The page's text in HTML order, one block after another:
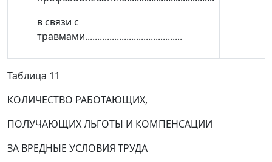
в связи с
травмами........................................
Таблица 11
КОЛИЧЕСТВО РАБОТАЮЩИХ,
ПОЛУЧАЮЩИХ ЛЬГОТЫ И КОМПЕНСАЦИИ
ЗА ВРЕДНЫЕ УСЛОВИЯ ТРУДА